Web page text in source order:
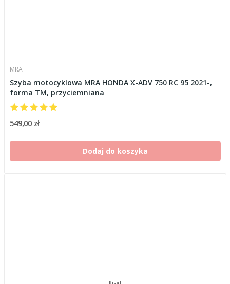
MRA
Szyba motocyklowa MRA HONDA X-ADV 750 RC 95 2021-,
forma TM, przyciemniana
549,00 zł
Dodaj do koszyka